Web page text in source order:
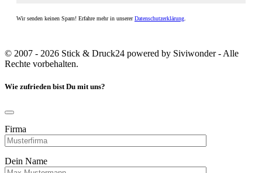
Wir senden keinen Spam! Erfahre mehr in unsererDatenschutzerklärung
© 2007 - 2026 Stick & Druck24 powered by Siviwonder - Alle
Rechte vorbehalten.
Wie zufrieden bist Du mit uns?
Firma
Dein Name